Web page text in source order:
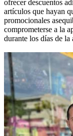
ofrecer descuentos
artículos que hayan
promocionales
comprometerse a la
durante los días de la